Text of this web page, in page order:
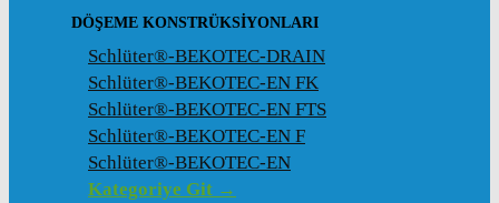
DÖŞEME KONSTRÜKSIYONLARI
Schlüter®-BEKOTEC-DRAIN
Schlüter®-BEKOTEC-EN FK
Schlüter®-BEKOTEC-EN FTS
Schlüter®-BEKOTEC-EN F
Schlüter®-BEKOTEC-EN
Kategoriye Git →